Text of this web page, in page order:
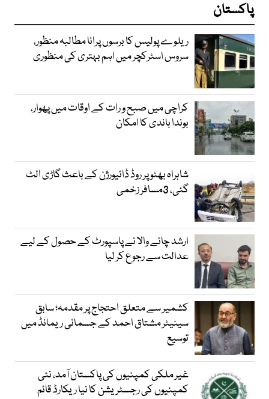
پاکستان
ریلوے پولیس کا برسوں پرانا مطالبہ منظور،
سروس اسٹرکچر میں اہم بہتری کی منظوری
کراچی میں صبح و رات کے اوقات میں پھوار،
بوندا باندی کا امکان
شاہراہ بھٹو پر روڈ ڈائیورژن کے باعث گاڑی الٹ
گئی، 3مسافر زخمی
ارشد چائے والا نے پاسپورٹ کے حصول کے لیے
عدالت سے رجوع کر لیا
کشمیر سے متعلق احتجاج پر مقدمہ؛ سابق
سینیٹر مشتاق احمد کے جسمانی ریمانڈ میں
توسیع
غیر ملکی کمپنیوں کی پاکستان آمد، نئی
کمپنیوں کی رجسٹریشن کا نیا ریکارڈ قائم